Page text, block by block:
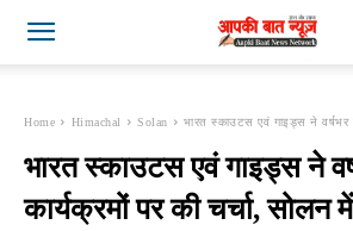
Home Himachal Solan भारत स्काउटस एवं गाइड्स ने वर्षभर
भारत स्काउटस एवं गाइड्स ने
कार्यक्रमों पर की चर्चा, सोलन